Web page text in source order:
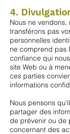
4.
Nous ne vendons,
transférons pas
personnelles
ne comprend pas
confiance qui
site Web ou à
ces parties
informations
Nous pensons
partager des
de prévenir ou de
concernant des